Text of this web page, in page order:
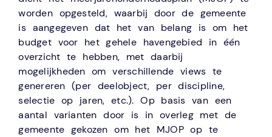
worden opgesteld, waarbij door de gemeente
is aangegeven dat het van belang is om het
budget voor het gehele havengebied in één
overzicht te hebben, met daarbij
mogelijkheden om verschillende views te
genereren (per deelobject, per discipline,
selectie op jaren, etc.). Op basis van een
aantal varianten door is in overleg met de
gemeente gekozen om het MJOP op te